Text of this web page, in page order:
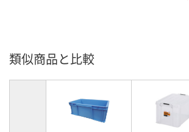
類似商品と比較